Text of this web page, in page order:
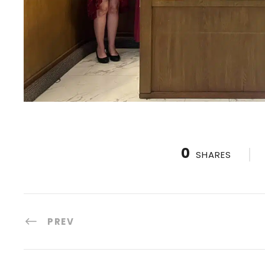
0 SHARES
PREV